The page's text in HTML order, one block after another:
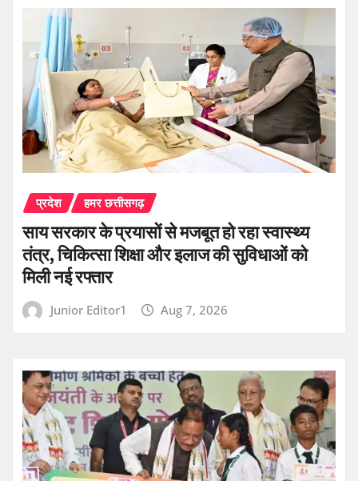
प्रदेश हमर छत्तीसगढ़
साय सरकार के प्रयासों से मजबूत हो रहा स्वास्थ्य
तंत्र, चिकित्सा शिक्षा और इलाज की सुविधाओं को
मिली नई रफ्तार
Junior Editor1 Aug 7, 2026